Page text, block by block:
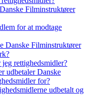
Filminstruktører
for at modtage
Danske Filminstruktører
rettighedsmidler?
udbetaler Danske
for?
udbetalt og